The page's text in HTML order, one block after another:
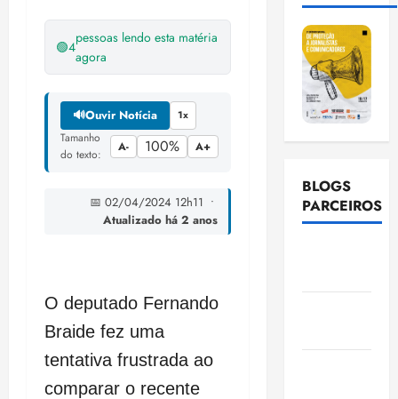
🟢4
pessoas lendo esta matéria
agora
🔊Ouvir Notícia 1x
Tamanho
do texto:
A- 100% A+
📅 02/04/2024 12h11 •
Atualizado há 2 anos
O deputado Fernando
Braide fez uma
tentativa frustrada ao
comparar o recente
BLOGS
PARCEIROS